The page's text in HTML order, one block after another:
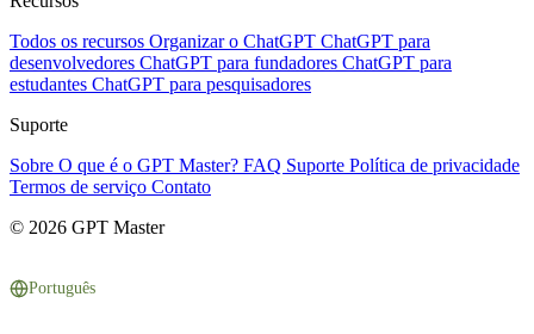
Todos os recursos Organizar o ChatGPT ChatGPT para
desenvolvedores ChatGPT para fundadores ChatGPT para
estudantes ChatGPT para pesquisadores
Suporte
Sobre O que é o GPT Master? FAQ Suporte Política de privacidade
Termos de serviço Contato
© 2026 GPT Master
Português